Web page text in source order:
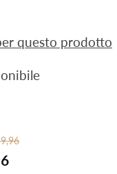
questo prodotto